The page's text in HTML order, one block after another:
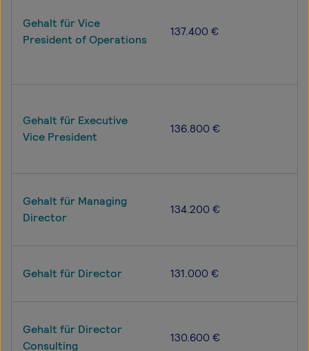
Gehalt für Vice
President of Operations
137.400 €
Gehalt für Executive
Vice President
136.800 €
Gehalt für Managing
Director
134.200 €
Gehalt für Director 131.000 €
Gehalt für Director
Consulting
130.600 €